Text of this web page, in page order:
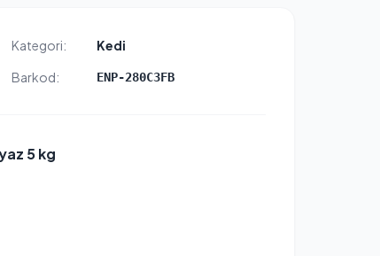
Kategori:
Kedi
Barkod: ENP-280C3FB
5 kg